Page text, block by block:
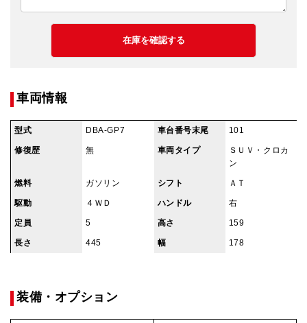
車両情報
型式 DBA-GP7 車台番号末尾 101
修復歴 無 車両タイプ
ＳＵＶ・クロカ
ン
燃料 ガソリン シフト ＡＴ
駆動 ４ＷＤ ハンドル 右
定員 5 高さ 159
長さ 445 幅 178
装備・オプション